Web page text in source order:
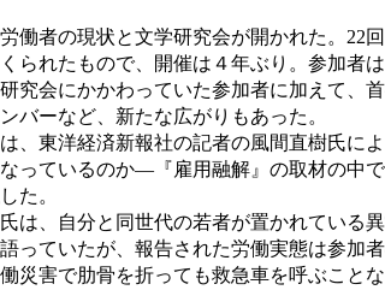
働者の現状と文学研究会が開かれた。22
られたもので、開催は４年ぶり。参加者は
究会にかかわっていた参加者に加えて、
バーなど、新たな広がりもあった。
、東洋経済新報社の記者の風間直樹氏に
っているのか―『雇用融解』の取材の中
た。
は、自分と同世代の若者が置かれている
っていたが、報告された労働実態は参加
災害で肋骨を折っても救急車を呼ぶこと